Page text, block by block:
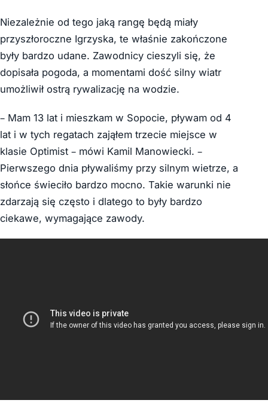
Niezależnie od tego jaką rangę będą miały
przyszłoroczne Igrzyska, te właśnie zakończone
były bardzo udane. Zawodnicy cieszyli się, że
dopisała pogoda, a momentami dość silny wiatr
umożliwił ostrą rywalizację na wodzie.
– Mam 13 lat i mieszkam w Sopocie, pływam od 4
lat i w tych regatach zająłem trzecie miejsce w
klasie Optimist – mówi Kamil Manowiecki. –
Pierwszego dnia pływaliśmy przy silnym wietrze, a
słońce świeciło bardzo mocno. Takie warunki nie
zdarzają się często i dlatego to były bardzo
ciekawe, wymagające zawody.